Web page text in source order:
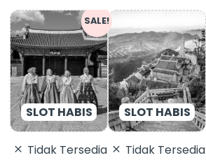
SALE!
Tidak Tersedia
Original
price
was:
Rp 14.900.000.
Current
price
is:
Rp 13.000.000.
Tidak Tersedia